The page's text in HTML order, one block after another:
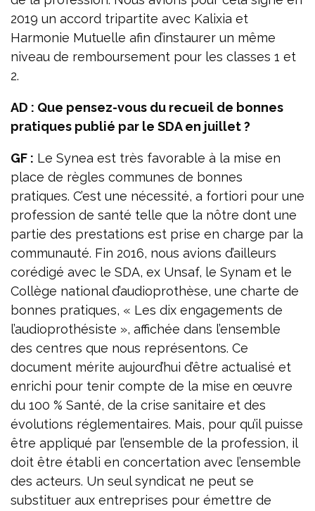
2019 un accord tripartite avec Kalixia et
Harmonie Mutuelle afin d’instaurer un même
niveau de remboursement pour les classes 1 et
2.
AD : Que pensez-vous du recueil de bonnes
pratiques publié par le SDA en juillet ?
GF : Le Synea est très favorable à la mise en
place de règles communes de bonnes
pratiques. C’est une nécessité, a fortiori pour une
profession de santé telle que la nôtre dont une
partie des prestations est prise en charge par la
communauté. Fin 2016, nous avions d’ailleurs
corédigé avec le SDA, ex Unsaf, le Synam et le
Collège national d’audioprothèse, une charte de
bonnes pratiques, « Les dix engagements de
l’audioprothésiste », affichée dans l’ensemble
des centres que nous représentons. Ce
document mérite aujourd’hui d’être actualisé et
enrichi pour tenir compte de la mise en œuvre
du 100 % Santé, de la crise sanitaire et des
évolutions réglementaires. Mais, pour qu’il puisse
être appliqué par l’ensemble de la profession, il
doit être établi en concertation avec l’ensemble
des acteurs. Un seul syndicat ne peut se
substituer aux entreprises pour émettre de